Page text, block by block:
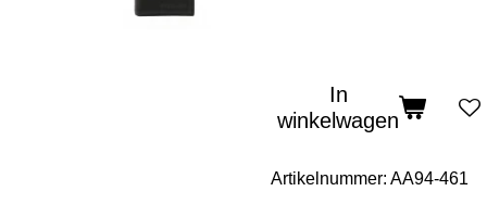
In
winkelwagen
Artikelnummer: AA94-461